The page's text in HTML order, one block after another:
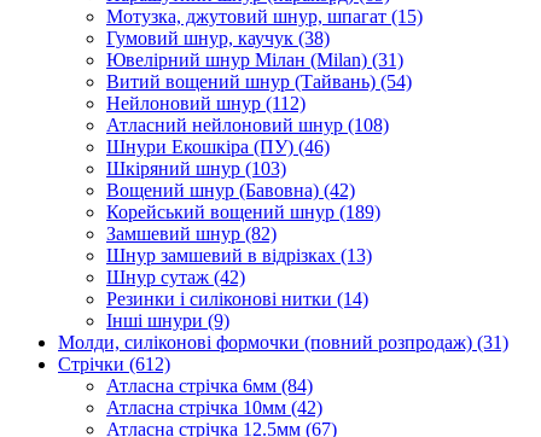
Мотузка, джутовий шнур, шпагат (15)
Гумовий шнур, каучук (38)
Ювелірний шнур Мілан (Milan) (31)
Витий вощений шнур (Тайвань) (54)
Нейлоновий шнур (112)
Атласний нейлоновий шнур (108)
Шнури Екошкіра (ПУ) (46)
Шкіряний шнур (103)
Вощений шнур (Бавовна) (42)
Корейський вощений шнур (189)
Замшевий шнур (82)
Шнур замшевий в відрізках (13)
Шнур сутаж (42)
Резинки і силіконові нитки (14)
Інші шнури (9)
Молди, силіконові формочки (повний розпродаж) (31)
Стрічки (612)
Атласна стрічка 6мм (84)
Атласна стрічка 10мм (42)
Атласна стрічка 12.5мм (67)